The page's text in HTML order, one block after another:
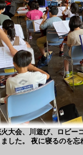
大会、川遊び、ロビー
ました。 夜に寝るのを忘